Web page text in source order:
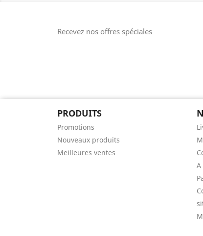
Recevez nos offres spéciales
PRODUITS
Promotions
Nouveaux produits
Meilleures ventes
A